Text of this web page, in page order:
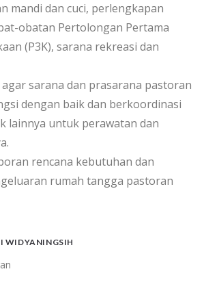
mandi dan cuci, perlengkapan
obatan Pertolongan Pertama
(P3K), sarana rekreasi dan
sarana dan prasarana pastoran
dengan baik dan berkoordinasi
lainnya untuk perawatan dan
rencana kebutuhan dan
rumah tangga pastoran
WIDYANINGSIH